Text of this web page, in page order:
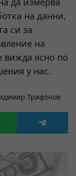
на данни,
си за
на
вижда ясно по
у нас.
Трифонов